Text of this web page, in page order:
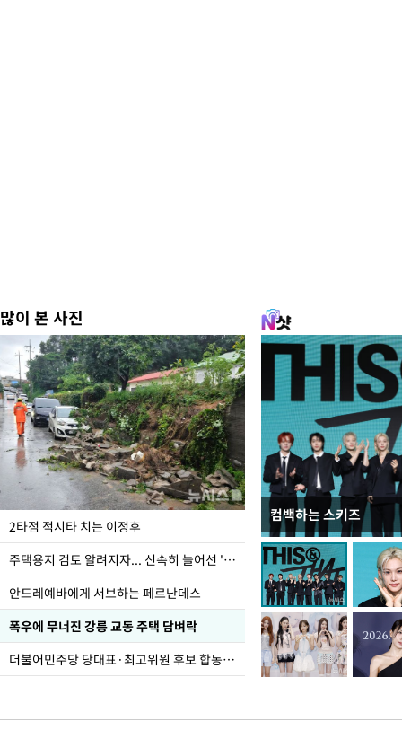
많이 본 사진
2타점 적시타 치는 이정후
주택용지 검토 알려지자... 신속히 늘어선 '근조화환'
안드레예바에게 서브하는 페르난데스
폭우에 무너진 강릉 교동 주택 담벼락
더불어민주당 당대표·최고위원 후보 합동연설회
컴백하는 스키즈
이번주 국회에는 무